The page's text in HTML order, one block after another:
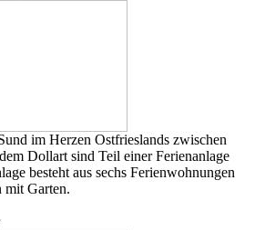
im Herzen Ostfrieslands zwischen
Dollart sind Teil einer Ferienanlage
besteht aus sechs Ferienwohnungen
mit Garten.